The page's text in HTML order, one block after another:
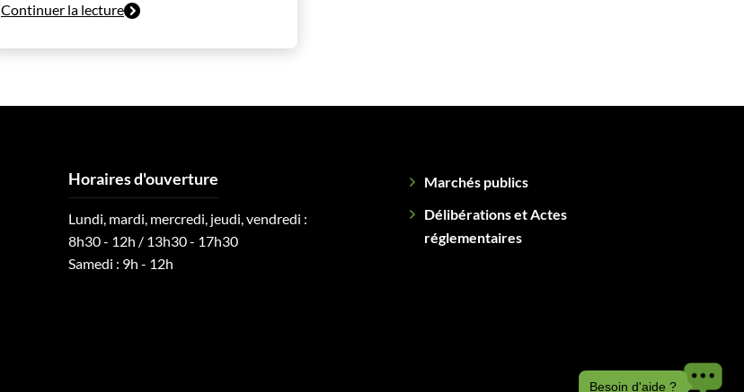
Continuer la lecture
Horaires d'ouverture
Lundi, mardi, mercredi, jeudi, vendredi :
8h30 - 12h / 13h30 - 17h30
Samedi : 9h - 12h
Marchés publics
Délibérations et Actes
réglementaires
Besoin d'aide ?